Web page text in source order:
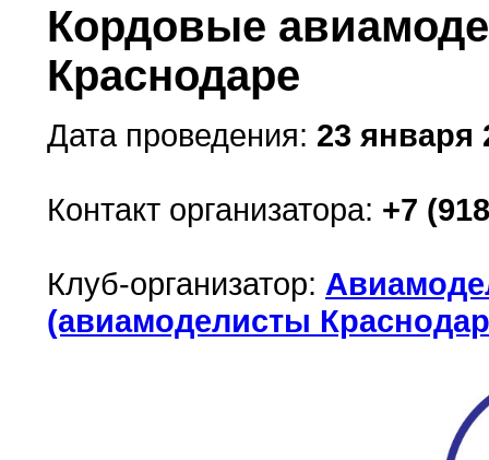
Кордовые
Краснодаре
Дата проведения: 23 января
Контакт организатора: +7
Клуб-организатор:
(авиамоделисты